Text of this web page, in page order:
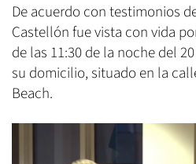
De acuerdo con testimonios
Castellón fue vista con vida
de las 11:30 de la noche del
su domicilio, situado en la
Beach.